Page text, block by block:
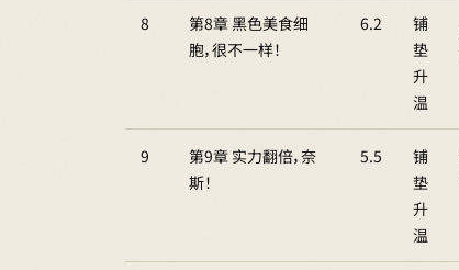
8
第8章 黑色美食细
胞，很不一样！
6.2
铺
垫
升
温
9
第9章 实力翻倍，奈
斯！
5.5
铺
垫
升
温